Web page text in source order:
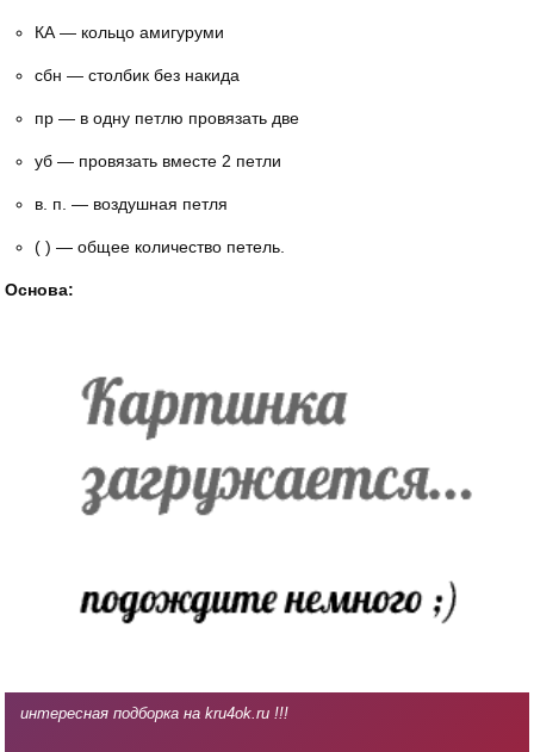
КА — кольцо амигуруми
сбн — столбик без накида
пр — в одну петлю провязать две
уб — провязать вместе 2 петли
в. п. — воздушная петля
( ) — общее количество петель.
Основа:
интересная подборка на kru4ok.ru !!!